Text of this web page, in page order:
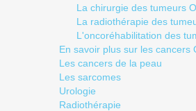
La chirurgie des tumeurs
La radiothérapie des
L'oncoréhabilitation des
En savoir plus sur les cancers
Les cancers de la peau
Les sarcomes
Urologie
Radiothérapie